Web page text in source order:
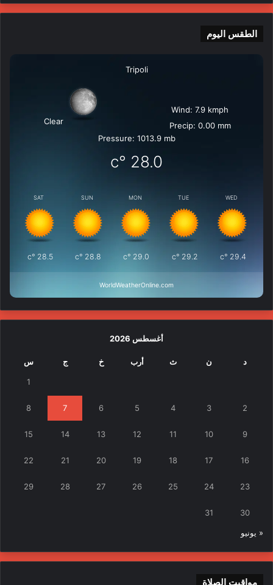
الطقس اليوم
Tripoli
Clear
Wind: 7.9 kmph
Precip: 0.00 mm
Pressure: 1013.9 mb
28.0
°c
SAT
28.5
°c
SUN
28.8
°c
MON
29.0
°c
TUE
29.2
°c
WED
29.4
°c
WorldWeatherOnline.com
أغسطس 2026
د ن ث أرب خ ج س
1
2
3
4
5
6
7
8
9
10
11
12
13
14
15
16
17
18
19
20
21
22
23
24
25
26
27
28
29
30
31
« يونيو
مواقيت الصلاة